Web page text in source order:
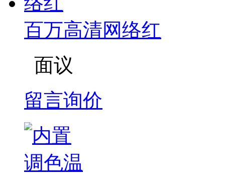
百万高清网络红
面议
留言询价